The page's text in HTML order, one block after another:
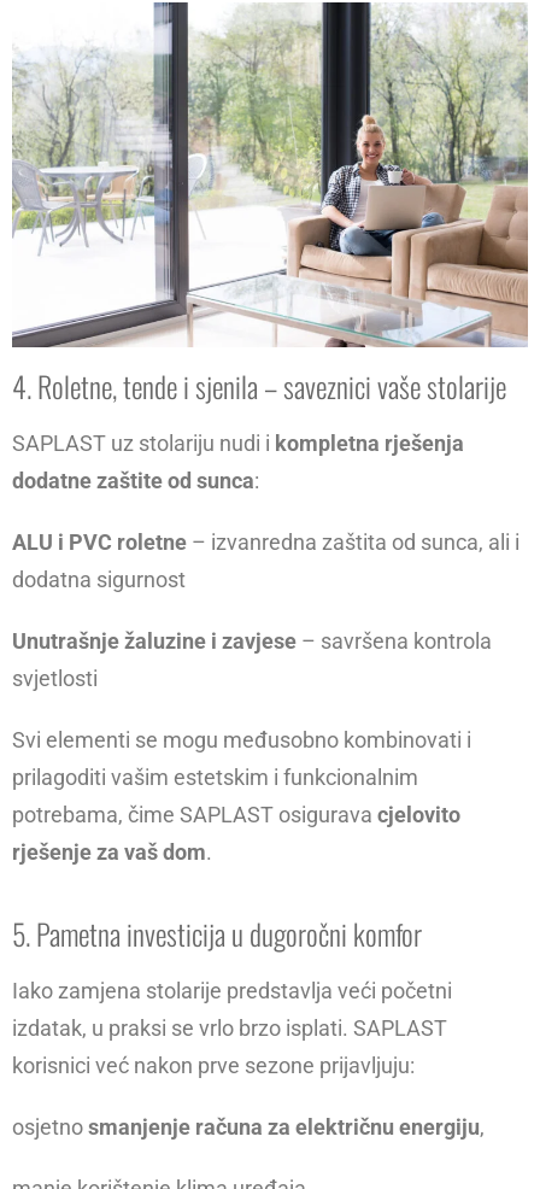
4. Roletne, tende i sjenila – saveznici vaše stolarije
SAPLAST uz stolariju nudi i kompletna rješenja
dodatne zaštite od sunca:
ALU i PVC roletne – izvanredna zaštita od sunca, ali i
dodatna sigurnost
Unutrašnje žaluzine i zavjese – savršena kontrola
svjetlosti
Svi elementi se mogu međusobno kombinovati i
prilagoditi vašim estetskim i funkcionalnim
potrebama, čime SAPLAST osigurava cjelovito
rješenje za vaš dom.
5. Pametna investicija u dugoročni komfor
Iako zamjena stolarije predstavlja veći početni
izdatak, u praksi se vrlo brzo isplati. SAPLAST
korisnici već nakon prve sezone prijavljuju:
osjetnosmanjenje računa za električnu energiju,